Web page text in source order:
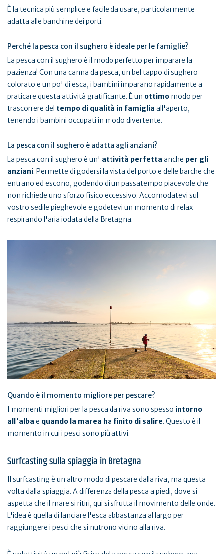
È la tecnica più semplice e facile da usare, particolarmente
adatta alle banchine dei porti.
Perché la pesca con il sughero è ideale per le famiglie?
La pesca con il sughero è il modo perfetto per imparare la
pazienza! Con una canna da pesca, un bel tappo di sughero
colorato e un po' di esca, i bambini imparano rapidamente a
praticare questa attività gratificante. È un ottimo modo per
trascorrere del tempo di qualità in famiglia all'aperto,
tenendo i bambini occupati in modo divertente.
La pesca con il sughero è adatta agli anziani?
La pesca con il sughero è un' attività perfetta anche per gli
anziani. Permette di godersi la vista del porto e delle barche che
entrano ed escono, godendo di un passatempo piacevole che
non richiede uno sforzo fisico eccessivo. Accomodatevi sul
vostro sedile pieghevole e godetevi un momento di relax
respirando l'aria iodata della Bretagna.
Quando è il momento migliore per pescare?
I momenti migliori per la pesca da riva sono spesso intorno
all'alba e quando la marea ha finito di salire. Questo è il
momento in cui i pesci sono più attivi.
Surfcasting sulla spiaggia in Bretagna
Il surfcasting è un altro modo di pescare dalla riva, ma questa
volta dalla spiaggia. A differenza della pesca a piedi, dove si
aspetta che il mare si ritiri, qui si sfrutta il movimento delle onde.
L'idea è quella di lanciare l'esca abbastanza al largo per
raggiungere i pesci che si nutrono vicino alla riva.